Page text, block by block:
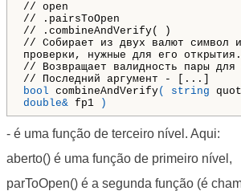
// open
// .pairsToOpen
// .combineAndVerify( )
// Собирает из двух валют символ
проверки, нужные для его открытия.
// Возвращает валидность пары для
// Последний аргумент - [...]
bool combineAndVerify( string
double& fp1 )
- é uma função de terceiro nível. Aqui:
aberto() é uma função de primeiro nível,
parToOpen() é a segunda função (é